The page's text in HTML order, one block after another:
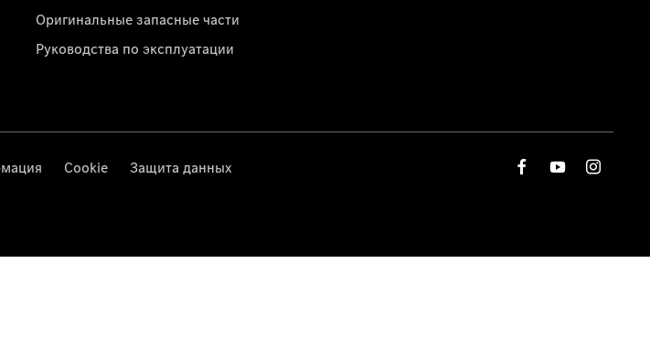
Оригинальные запасные части
Руководства по эксплуатации
Cookie Защита данных